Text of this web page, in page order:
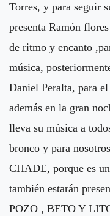
Torres, y para seguir
presenta Ramón
de ritmo y encanto
música,
Daniel Peralta, para
además en la gran
lleva su música a
bronco y para
CHADE, porque es
también estarán
POZO , BETO Y